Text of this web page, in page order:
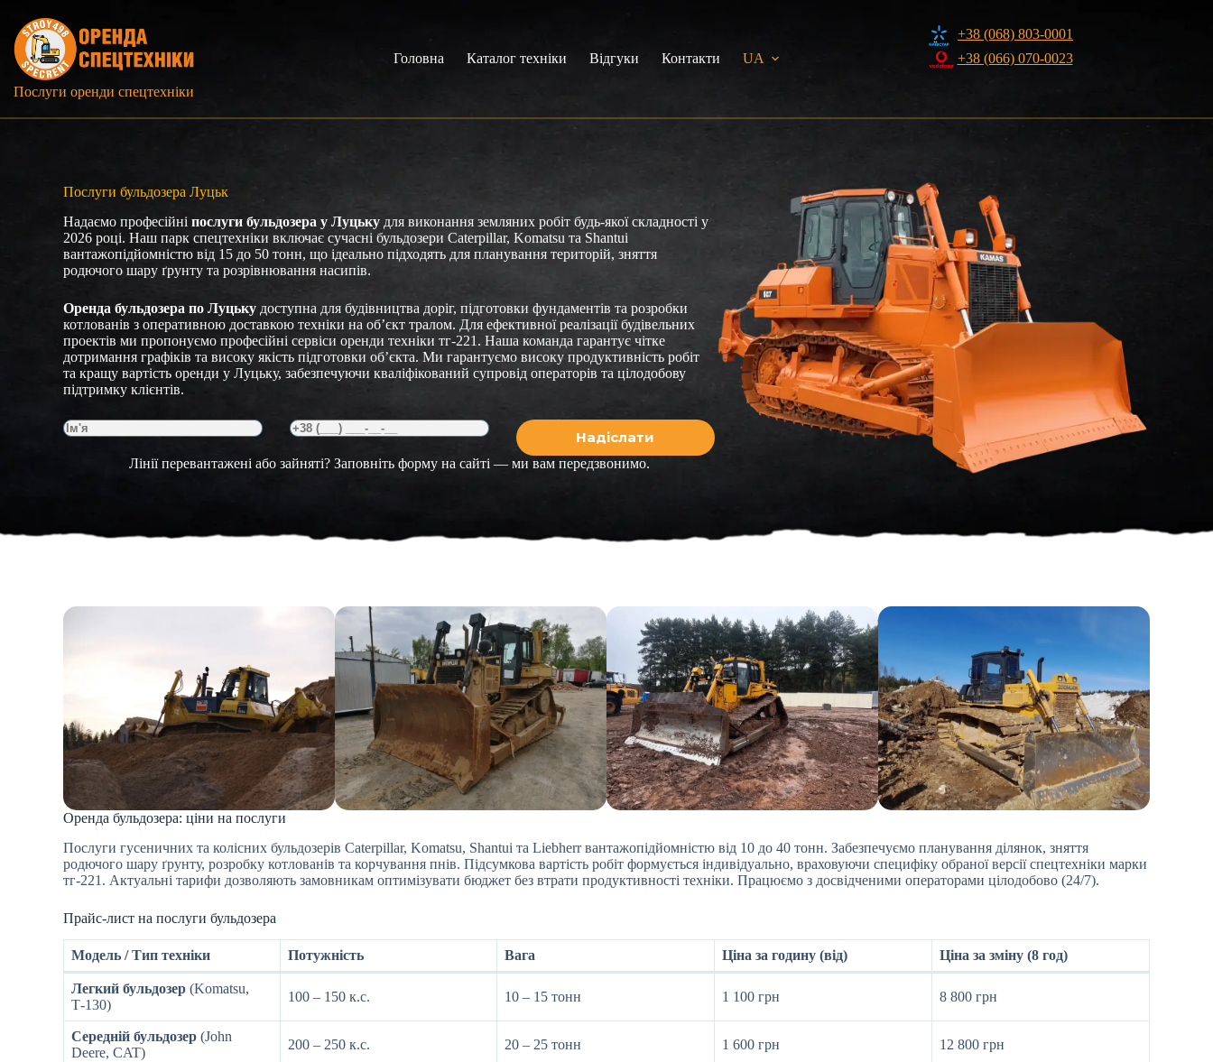
вмісту
Послуги оренди спецтехніки
Головна Каталог техніки Відгуки Контакти UA
+38 (068) 803-0001
+38 (066) 070-0023
Послуги бульдозера Луцьк
Надаємо професійні послуги бульдозера у Луцьку для виконання земляних робіт будь-якої складності у
2026 році. Наш парк спецтехніки включає сучасні бульдозери Caterpillar, Komatsu та Shantui
вантажопідйомністю від 15 до 50 тонн, що ідеально підходять для планування територій, зняття
родючого шару ґрунту та розрівнювання насипів.
Оренда бульдозера по Луцьку доступна для будівництва доріг, підготовки фундаментів та розробки
котлованів з оперативною доставкою техніки на об’єкт тралом. Для ефективної реалізації будівельних
проектів ми пропонуємо професійні сервіси оренди техніки тг-221. Наша команда гарантує чітке
дотримання графіків та високу якість підготовки об’єкта. Ми гарантуємо високу продуктивність робіт
та кращу вартість оренди у Луцьку, забезпечуючи кваліфікований супровід операторів та цілодобову
підтримку клієнтів.
Лінії перевантажені або зайняті? Заповніть форму на сайті — ми вам передзвонимо.
Оренда бульдозера: ціни на послуги
Послуги гусеничних та колісних бульдозерів Caterpillar, Komatsu, Shantui та Liebherr вантажопідйомністю від 10 до 40 тонн. Забезпечуємо планування ділянок, зняття
родючого шару ґрунту, розробку котлованів та корчування пнів. Підсумкова вартість робіт формується індивідуально, враховуючи специфіку обраної версії спецтехніки марки
тг-221. Актуальні тарифи дозволяють замовникам оптимізувати бюджет без втрати продуктивності техніки. Працюємо з досвідченими операторами цілодобово (24/7).
Прайс-лист на послуги бульдозера
Модель / Тип техніки Потужність Вага Ціна за годину (від) Ціна за зміну (8 год)
Легкий бульдозер (Komatsu,
Т-130)
100 – 150 к.с. 10 – 15 тонн 1 100 грн 8 800 грн
Середній бульдозер (John
Deere, CAT)
200 – 250 к.с. 20 – 25 тонн 1 600 грн 12 800 грн